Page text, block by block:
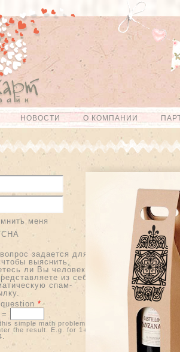
НОВОСТИ О КОМПАНИИ
меня
задается для
выяснить,
ли Вы человеком
из себя
спам-
*
simple math problem
the result. E.g. for 1+3,